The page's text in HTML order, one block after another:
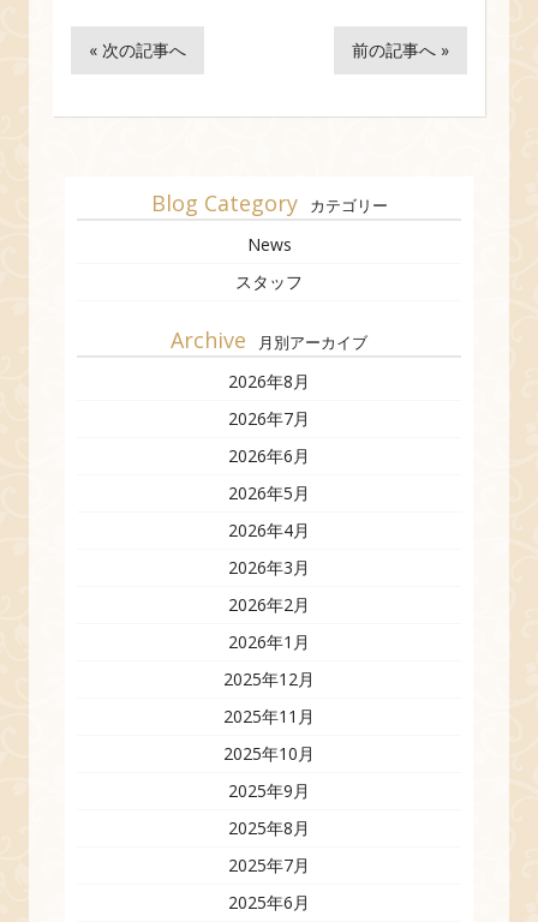
« 次の記事へ 前の記事へ »
Blog Category カテゴリー
News
スタッフ
Archive 月別アーカイブ
2026年8月
2026年7月
2026年6月
2026年5月
2026年4月
2026年3月
2026年2月
2026年1月
2025年12月
2025年11月
2025年10月
2025年9月
2025年8月
2025年7月
2025年6月